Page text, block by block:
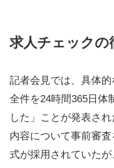
求人チェックの
記者会見では、具体
全件を24時間365日体
した」ことが発表さ
内容について事前審
式が採用されていた